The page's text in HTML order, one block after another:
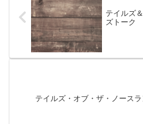
テイルズ
ズトーク
テイルズ・オブ・ザ・ノースラ